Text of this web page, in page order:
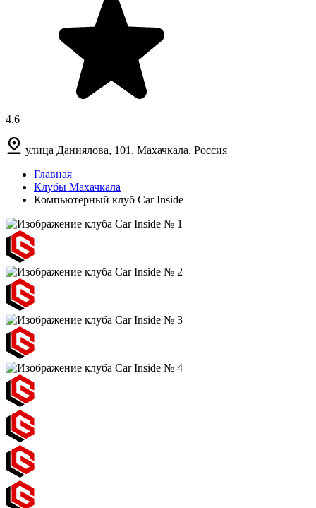
4.6
улица Даниялова, 101, Махачкала, Россия
Главная
Клубы Махачкала
Компьютерный клуб Car Inside